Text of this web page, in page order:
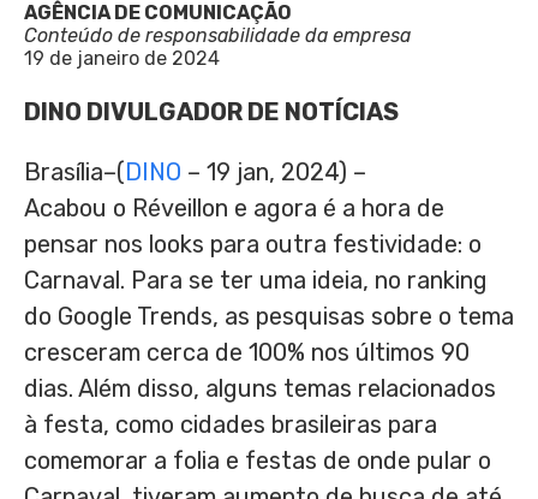
AGÊNCIA DE COMUNICAÇÃO
Conteúdo de responsabilidade da empresa
19 de janeiro de 2024
DINO DIVULGADOR DE NOTÍCIAS
Brasília–(DINO – 19 jan, 2024) –
Acabou o Réveillon e agora é a hora de
pensar nos looks para outra festividade: o
Carnaval. Para se ter uma ideia, no ranking
do Google Trends, as pesquisas sobre o tema
cresceram cerca de 100% nos últimos 90
dias. Além disso, alguns temas relacionados
à festa, como cidades brasileiras para
comemorar a folia e festas de onde pular o